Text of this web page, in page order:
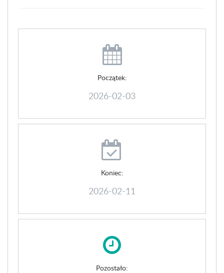
Początek:
2026-02-03
Koniec:
2026-02-11
Pozostało: